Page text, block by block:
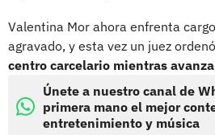
Valentina Mor ahora enfrenta
agravado, y esta vez un juez
centro carcelario mientras
Únete a nuestro canal de
primera mano el mejor
entretenimiento y música